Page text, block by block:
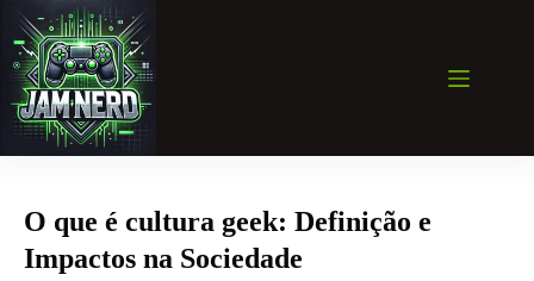
para
conteúdo
O que é cultura geek: Definição e
Impactos na Sociedade